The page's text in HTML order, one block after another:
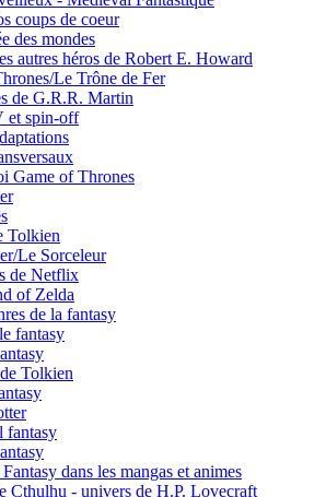
coups de coeur
des mondes
autres héros de Robert E. Howard
Le Trône de Fer
de G.R.R. Martin
et spin-off
Game of Thrones
Tolkien
Le Sorceleur
de Netflix
of Zelda
de la fantasy
fantasy
Tolkien
fantasy
dans les mangas et animes
Cthulhu - univers de H.P. Lovecraft